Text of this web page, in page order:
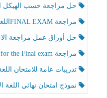
حل مراجعة حسب الهيكل الوزاري العلوم
مراجعة FINAL EXAMاللغة الإنجليزية الصف الخامس الفصل الثالث
حل أوراق عمل مراجعة الاختبار النهائي
مراجعة Preparation for the Final exam اللغة الإنجليزية الصف الرابع الفصل الثالث
تدريبات عامة للامتحان اللغة
نموذج امتحان نهائي اللغة